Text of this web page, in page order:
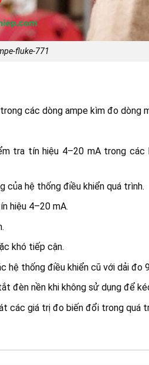
fluke-771
các dòng ampe kìm đo dòng
tra tín hiệu 4–20 mA trong các
của hệ thống điều khiển quá trình.
hiệu 4–20 mA.
khó tiếp cận.
hệ thống điều khiển cũ với dải đo
đèn nền khi không sử dụng để
các giá trị đo biến đổi trong quá